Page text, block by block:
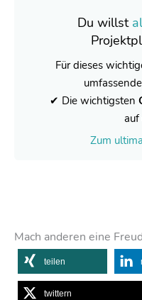
Du willst
Für dieses
✔ Die wichtigsten
auf
Zum
Mach anderen eine
teilen
twittern